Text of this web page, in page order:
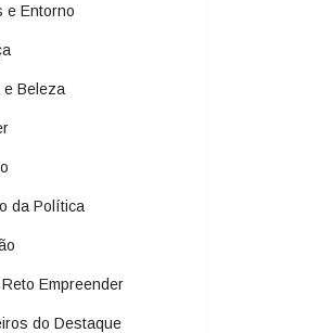
e Entorno
e Beleza
da Política
Empreender
do Destaque